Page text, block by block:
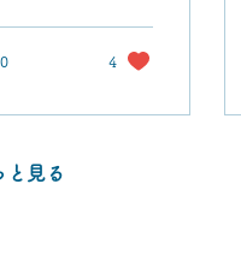
0 4
と見る